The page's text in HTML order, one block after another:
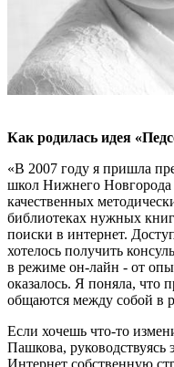
Как родилась идея
«В 2007 году я пришла
школ Нижнего Новгорода
качественных
библиотеках нужных
поиски в интернет.
хотелось получить
в режиме он-лайн - от
оказалось. Я поняла, что
общаются между собой в
Если хочешь что-то
Пашкова, руководствуясь
Интернет собственную